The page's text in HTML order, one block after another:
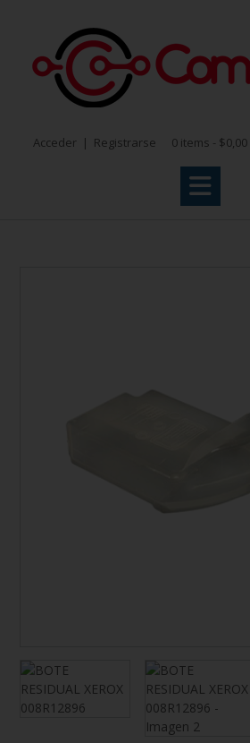
Acceder | Registrarse 0 items - $0,00